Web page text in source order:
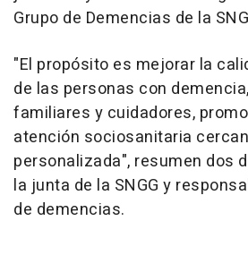
Grupo de Demencias de la
"El propósito es mejorar la
de las personas con
familiares y cuidadores,
atención sociosanitaria
personalizada", resumen dos
la junta de la SNGG y
de demencias.